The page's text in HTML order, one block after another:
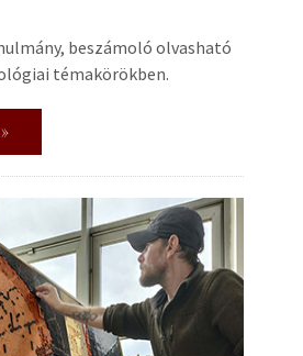
beszámoló olvasható
témakörökben.